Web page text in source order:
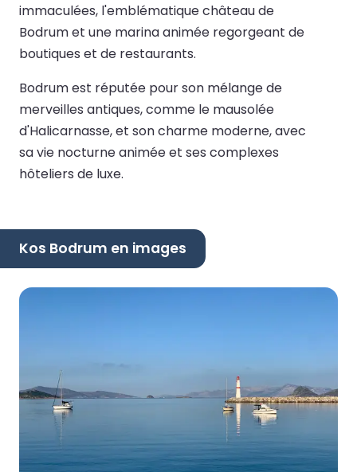
immaculées, l'emblématique château de
Bodrum et une marina animée regorgeant de
boutiques et de restaurants.
Bodrum est réputée pour son mélange de
merveilles antiques, comme le mausolée
d'Halicarnasse, et son charme moderne, avec
sa vie nocturne animée et ses complexes
hôteliers de luxe.
Kos Bodrum en images